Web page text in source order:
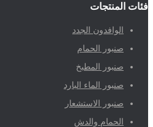
فئات المنتجات
الوافدون الجدد
صنبور الحمام
صنبور المطبخ
صنبور الماء البارد
صنبور الاستشعار
الحمام والدش